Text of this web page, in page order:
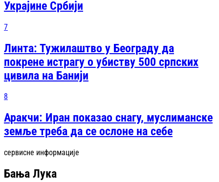
Украјине Србији
7
Линта: Тужилаштво у Београду да
покрене истрагу о убиству 500 српских
цивила на Банији
8
Аракчи: Иран показао снагу, муслиманске
земље треба да се ослоне на себе
сервисне информације
Бања Лука